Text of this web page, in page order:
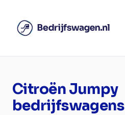
Citroën Jumpy
bedrijfswagens